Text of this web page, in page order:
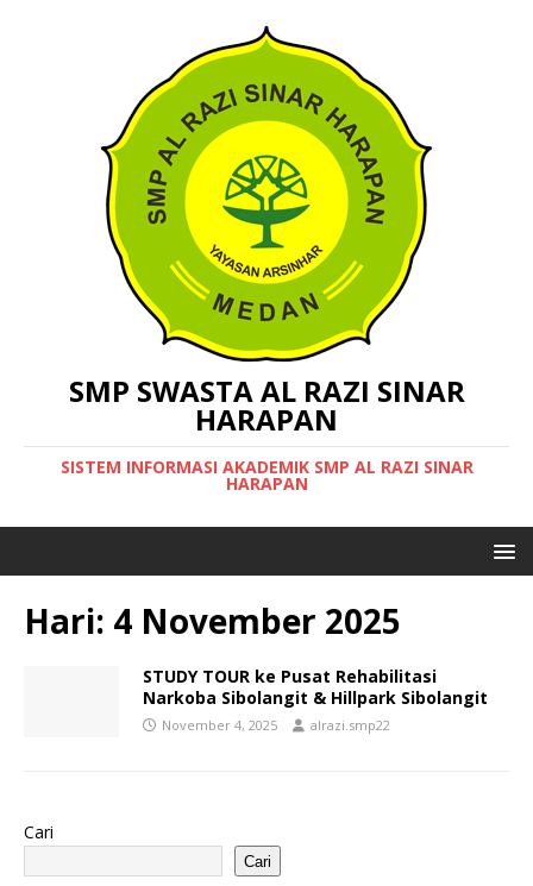
SMP SWASTA AL RAZI SINAR
HARAPAN
SISTEM INFORMASI AKADEMIK SMP AL RAZI SINAR
HARAPAN
Hari: 4 November 2025
STUDY TOUR ke Pusat Rehabilitasi
Narkoba Sibolangit & Hillpark Sibolangit
November 4, 2025 alrazi.smp22
Cari
Cari